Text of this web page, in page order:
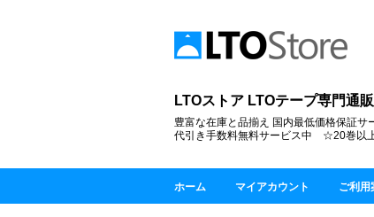
LTOストア LTOテープ専門通
豊富な在庫と品揃え 国内最低価格保証サ
代引き手数料無料サービス中 ☆20巻以
ホーム マイアカウント ご利用